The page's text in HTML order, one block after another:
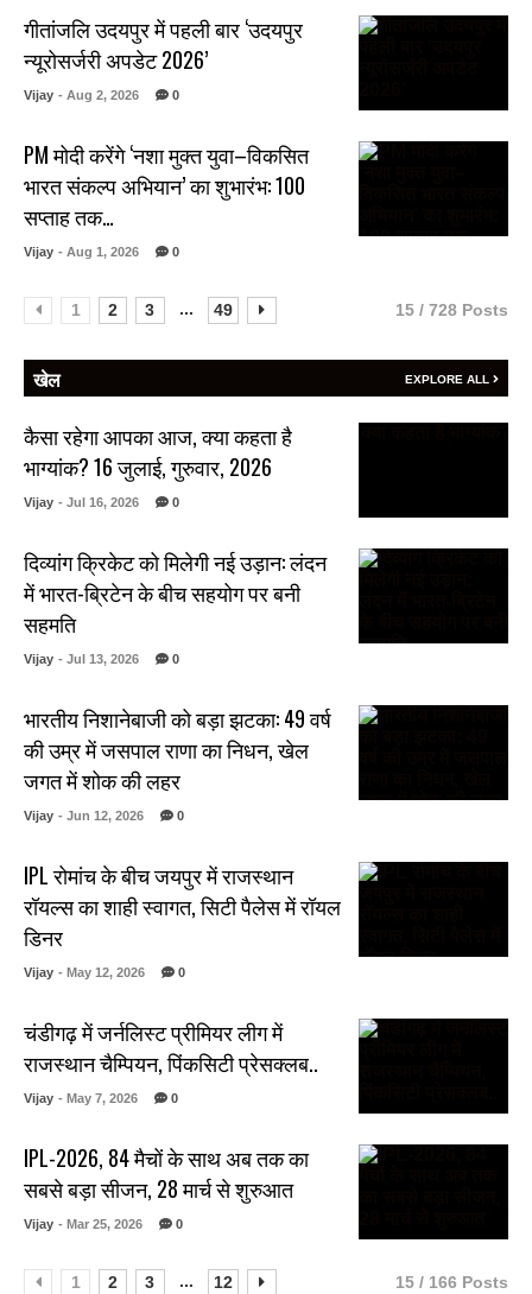
गीतांजलि उदयपुर में पहली बार ‘उदयपुर
न्यूरोसर्जरी अपडेट 2026’
Vijay - Aug 2, 2026 0
PM मोदी करेंगे ‘नशा मुक्त युवा–विकसित
भारत संकल्प अभियान’ का शुभारंभ: 100
सप्ताह तक…
Vijay - Aug 1, 2026 0
1 2 3 ... 49 15 / 728 Posts
खेल EXPLORE ALL
कैसा रहेगा आपका आज, क्या कहता है
भाग्यांक? 16 जुलाई, गुरुवार, 2026
Vijay - Jul 16, 2026 0
दिव्यांग क्रिकेट को मिलेगी नई उड़ान: लंदन
में भारत-ब्रिटेन के बीच सहयोग पर बनी
सहमति
Vijay - Jul 13, 2026 0
भारतीय निशानेबाजी को बड़ा झटका: 49 वर्ष
की उम्र में जसपाल राणा का निधन, खेल
जगत में शोक की लहर
Vijay - Jun 12, 2026 0
IPL रोमांच के बीच जयपुर में राजस्थान
रॉयल्स का शाही स्वागत, सिटी पैलेस में रॉयल
डिनर
Vijay - May 12, 2026 0
चंडीगढ़ में जर्नलिस्ट प्रीमियर लीग में
राजस्थान चैम्पियन, पिंकसिटी प्रेसक्लब..
Vijay - May 7, 2026 0
IPL-2026, 84 मैचों के साथ अब तक का
सबसे बड़ा सीजन, 28 मार्च से शुरुआत
Vijay - Mar 25, 2026 0
1 2 3 ... 12 15 / 166 Posts